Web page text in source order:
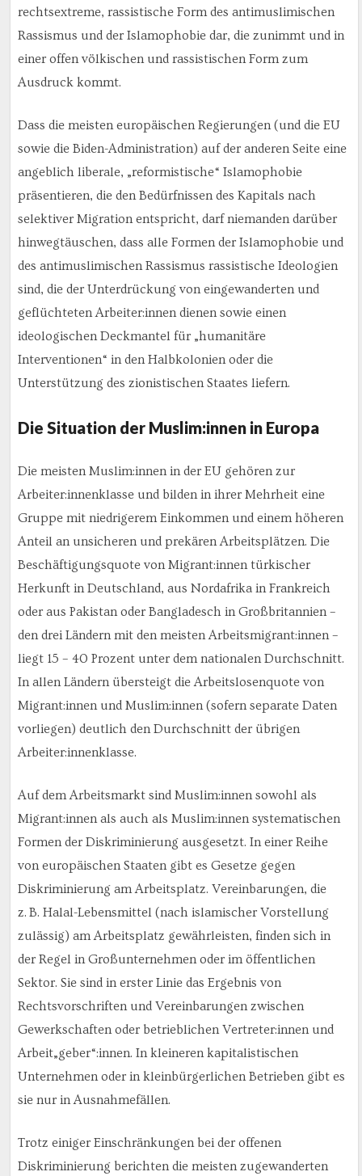
rechtsextreme, rassistische Form des antimuslimischen
Rassismus und der Islamophobie dar, die zunimmt und in
einer offen völkischen und rassistischen Form zum
Ausdruck kommt.
Dass die meisten europäischen Regierungen (und die EU
sowie die Biden-Administration) auf der anderen Seite eine
angeblich liberale, „reformistische“ Islamophobie
präsentieren, die den Bedürfnissen des Kapitals nach
selektiver Migration entspricht, darf niemanden darüber
hinwegtäuschen, dass alle Formen der Islamophobie und
des antimuslimischen Rassismus rassistische Ideologien
sind, die der Unterdrückung von eingewanderten und
geflüchteten Arbeiter:innen dienen sowie einen
ideologischen Deckmantel für „humanitäre
Interventionen“ in den Halbkolonien oder die
Unterstützung des zionistischen Staates liefern.
Die Situation der Muslim:innen in Europa
Die meisten Muslim:innen in der EU gehören zur
Arbeiter:innenklasse und bilden in ihrer Mehrheit eine
Gruppe mit niedrigerem Einkommen und einem höheren
Anteil an unsicheren und prekären Arbeitsplätzen. Die
Beschäftigungsquote von Migrant:innen türkischer
Herkunft in Deutschland, aus Nordafrika in Frankreich
oder aus Pakistan oder Bangladesch in Großbritannien –
den drei Ländern mit den meisten Arbeitsmigrant:innen –
liegt 15 – 40 Prozent unter dem nationalen Durchschnitt.
In allen Ländern übersteigt die Arbeitslosenquote von
Migrant:innen und Muslim:innen (sofern separate Daten
vorliegen) deutlich den Durchschnitt der übrigen
Arbeiter:innenklasse.
Auf dem Arbeitsmarkt sind Muslim:innen sowohl als
Migrant:innen als auch als Muslim:innen systematischen
Formen der Diskriminierung ausgesetzt. In einer Reihe
von europäischen Staaten gibt es Gesetze gegen
Diskriminierung am Arbeitsplatz. Vereinbarungen, die
z. B. Halal-Lebensmittel (nach islamischer Vorstellung
zulässig) am Arbeitsplatz gewährleisten, finden sich in
der Regel in Großunternehmen oder im öffentlichen
Sektor. Sie sind in erster Linie das Ergebnis von
Rechtsvorschriften und Vereinbarungen zwischen
Gewerkschaften oder betrieblichen Vertreter:innen und
Arbeit„geber“:innen. In kleineren kapitalistischen
Unternehmen oder in kleinbürgerlichen Betrieben gibt es
sie nur in Ausnahmefällen.
Trotz einiger Einschränkungen bei der offenen
Diskriminierung berichten die meisten zugewanderten